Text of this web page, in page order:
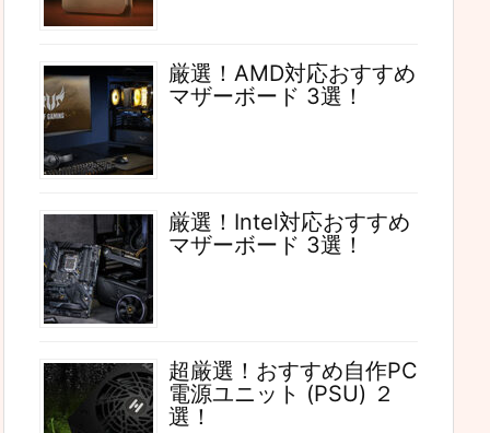
厳選！AMD対応おすすめ
マザーボード 3選！
厳選！Intel対応おすすめ
マザーボード 3選！
超厳選！おすすめ自作PC
電源ユニット (PSU) ２
選！